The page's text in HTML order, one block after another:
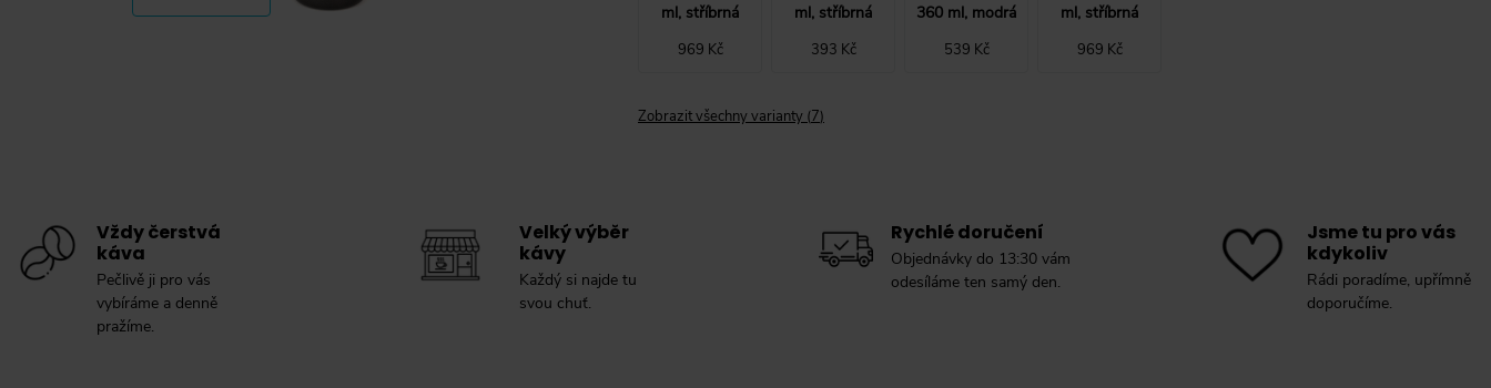
ml, stříbrná
969 Kč
ml, stříbrná
393 Kč
360 ml, modrá
539 Kč
ml, stříbrná
969 Kč
Zobrazit všechny varianty (7)
Vždy čerstvá
káva
Pečlivě ji pro vás
vybíráme a denně
pražíme.
Velký výběr
kávy
Každý si najde tu
svou chuť.
Rychlé doručení
Objednávky do 13:30 vám
odesíláme ten samý den.
Jsme tu pro vás
kdykoliv
Rádi poradíme, upřímně
doporučíme.